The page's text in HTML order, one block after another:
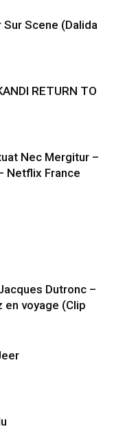
Sur Scene (Dalida
RETURN TO
Nec Mergitur –
Netflix France
Dutronc –
en voyage (Clip